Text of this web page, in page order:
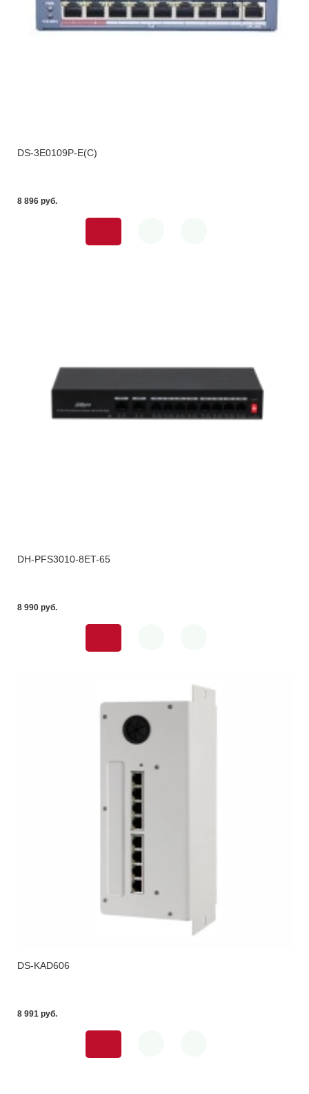
DS-3E0109P-E(C)
8 896 pуб.
DH-PFS3010-8ET-65
8 990 pуб.
DS-KAD606
8 991 pуб.